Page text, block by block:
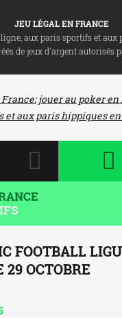
JEU LÉGAL EN FRANCE
aux paris sportifs et aux
de jeux d'argent autorisés
FOOTBALL
OCTOBRE